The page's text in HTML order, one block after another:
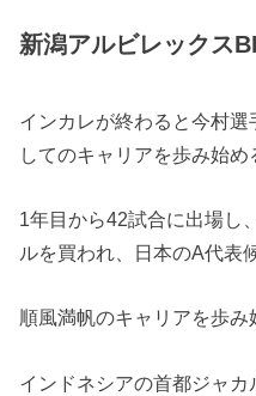
新潟アルビレックス
インカレが終わると今村選
してのキャリアを歩み始め
1年目から42試合に出場し
ルを買われ、日本のA代表
順風満帆のキャリアを歩み
インドネシアの首都ジャ